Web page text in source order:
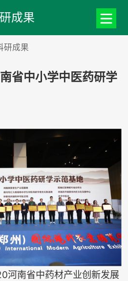
成果
研成果
省中小学中医药研学
南省中药材产业创新发展